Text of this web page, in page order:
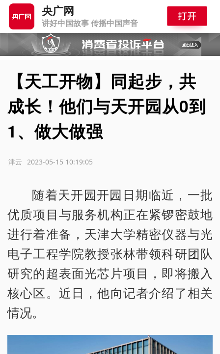
央广网
讲好中国故事 传播中国声音
【天工开物】同起步，共
成长！他们与天开园从0到
1、做大做强
2023-05-15 10:19:05
津云
随着天开园开园日期临近，一批
优质项目与服务机构正在紧锣密鼓地
进行着准备，天津大学精密仪器与光
电子工程学院教授张林带领科研团队
研究的超表面光芯片项目，即将搬入
核心区。近日，他向记者介绍了相关
情况。